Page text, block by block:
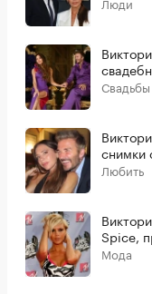
Свадьбы
снимки
Любить
Spice,
Мода